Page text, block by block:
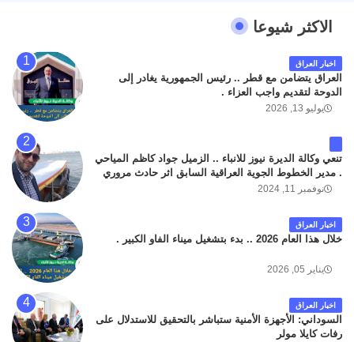
الاكثر شيوعا
اخبار العراق
العراق يتضامن مع قطر .. رئيس الجمهورية يغادر إلى
الدوحة لتقديم واجب العزاء .
يوليو 13, 2026
تنعي وكالة الديرة نيوز للانباء .. الزميل جواد كاظم المياحي
. مدير الخطوط الجوية العراقية السابق اثر حادث مروري
داخل مطار البصرة الدولي اليوم الاثنين على الطريق
كان سبب الحادث يعود لتصادم عجلته مع عجلة نوع كيا بنكو
تابعة لشركة الهلال الماسكة لإعمار مطار البصرة الدولي .
سائلين الله عز وجل ان يتغمد الفقيد بواسع رحمته ، و انا
نوفمبر 11, 2024
اخبار العراق
خلال هذا العام 2026 .. بدء بتشغيل ميناء الفاو الكبير .
يناير 05, 2026
اخبار العراق
السوداني: الأجهزة الأمنية ستباشر بالتحقيق للاستدلال على
رفات كايلا مولر